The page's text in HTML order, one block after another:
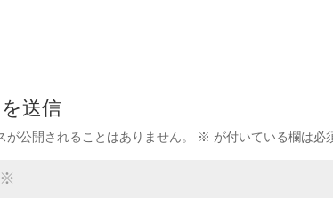
送信
が公開されることはありません。 ※ が付いている欄は必